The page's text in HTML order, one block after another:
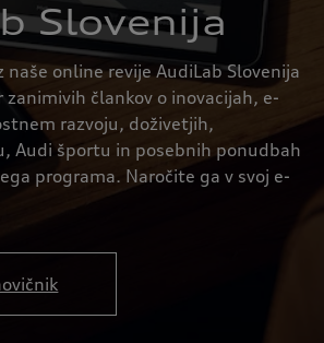
Slovenija
naše online revije AudiLab Slovenija
člankov o inovacijah, e-
razvoju, doživetjih,
Audi športu in posebnih ponudbah
programa. Naročite ga v svoj e-